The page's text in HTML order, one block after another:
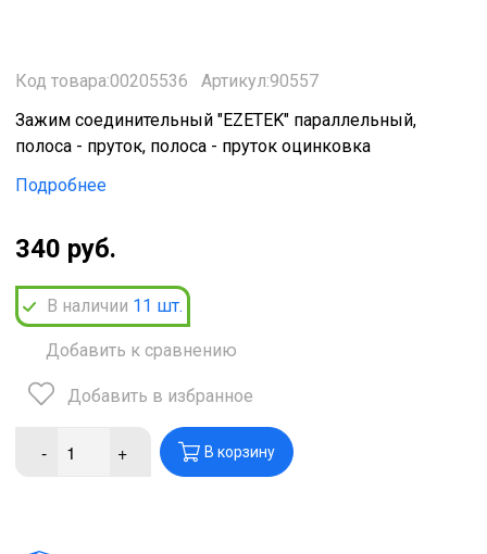
Код товара:00205536
Артикул:90557
Зажим соединительный "EZETEK" параллельный,
полоса - пруток, полоса - пруток оцинковка
Подробнее
340 руб.
В наличии 11 шт.
Добавить к сравнению
Добавить в избранное
- + В корзину